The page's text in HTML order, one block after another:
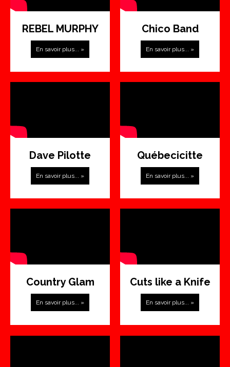
REBEL MURPHY
En savoir plus... »
Chico Band
En savoir plus... »
Dave Pilotte
En savoir plus... »
Québecicitte
En savoir plus... »
Country Glam
En savoir plus... »
Cuts like a Knife
En savoir plus... »